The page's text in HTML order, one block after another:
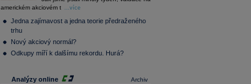
Composite
36 145,83 0,96
Tecdax
Performance
index
3 946,73
americkém akciovém t
...více
Jedna zajímavost a jedna teorie předraženého
trhu
Nový akciový normál?
Odkupy míří k dalšímu rekordu. Hurá?
Archiv
Analýzy online